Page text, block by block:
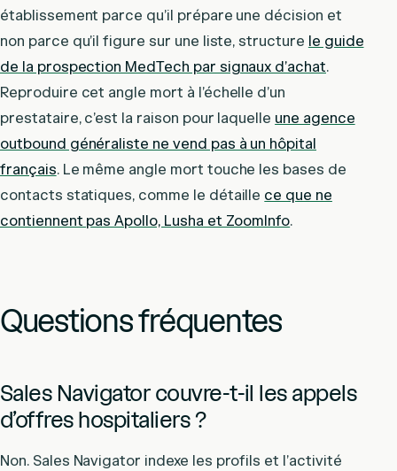
établissement parce qu’il prépare une décision et
non parce qu’il figure sur une liste, structure le guide
de la prospection MedTech par signaux d’achat.
Reproduire cet angle mort à l’échelle d’un
prestataire, c’est la raison pour laquelle une agence
outbound généraliste ne vend pas à un hôpital
français. Le même angle mort touche les bases de
contacts statiques, comme le détaille ce que ne
contiennent pas Apollo, Lusha et ZoomInfo.
Questions fréquentes
Sales Navigator couvre-t-il les appels
d’offres hospitaliers ?
Non. Sales Navigator indexe les profils et l’activité